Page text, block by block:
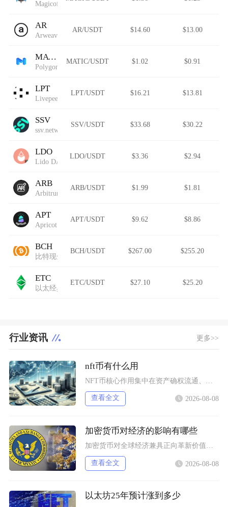
MagicofGold
AR
Arweave
AR/USDT $14.60 $13.00
MATIC
Polygon
MATIC/USDT $1.02 $0.91
LPT
Livepeer
LPT/USDT $16.21 $13.81
SSV
ssv.network
SSV/USDT $33.68 $30.22
LDO
Lido DAO (Wormhole)
LDO/USDT $3.36 $2.94
ARB
Arbitrum (IOU)
ARB/USDT $1.99 $1.81
APT
Apricot Finance
APT/USDT $9.62 $8.86
BCH
比特现金
BCH/USDT $267.00 $255.20
ETC
以太经典
ETC/USDT $27.10 $25.20
行业资讯 更多>>
nft币有什么用
查看全文 2026-08-08
加密货币对经济的影响有哪些
加密货币对全球经济兼具正向革新价值与系统性风险，会从跨境支付体系、居民资产配置、各国货币政
查看全文 2026-08-08
以太坊25年预计涨到多少